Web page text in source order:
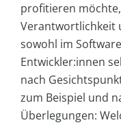
profitieren
Verantwortlichkeit
sowohl im
Entwickler:innen
nach
zum Beispiel und
Überlegungen: